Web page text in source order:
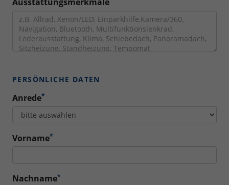
PERSÖNLICHE DATEN
Anrede*
Vorname*
Nachname*